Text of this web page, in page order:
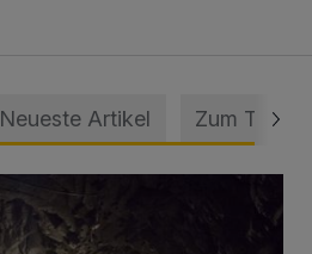
Neueste Artikel Zum Thema